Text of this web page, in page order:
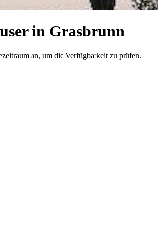
in Grasbrunn
an, um die Verfügbarkeit zu prüfen.